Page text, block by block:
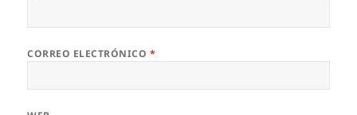
CORREO ELECTRÓNICO *